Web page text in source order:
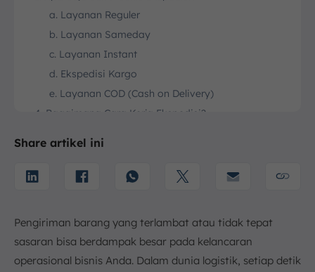
a. Layanan Reguler
b. Layanan Sameday
c. Layanan Instant
d. Ekspedisi Kargo
e. Layanan COD (Cash on Delivery)
4. Bagaimana Cara Kerja Ekspedisi?
c. Mengurus Administrasi
a. Fokus Layanan
b. Jenis Layanan
Share artikel ini
Pengiriman barang yang terlambat atau tidak tepat
sasaran bisa berdampak besar pada kelancaran
operasional bisnis Anda. Dalam dunia logistik, setiap detik